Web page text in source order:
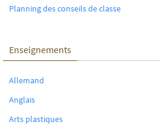
Planning des conseils de classe
Enseignements
Allemand
Anglais
Arts plastiques